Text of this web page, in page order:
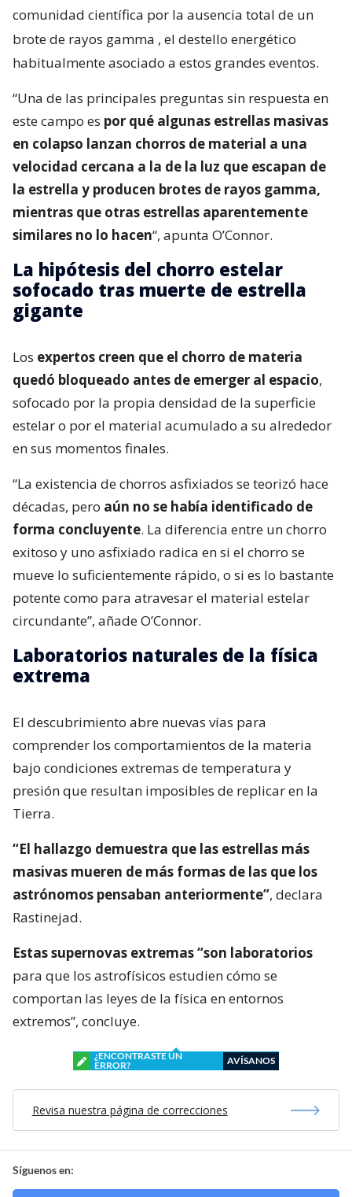
comunidad científica por la ausencia total de un
brote de rayos gamma , el destello energético
habitualmente asociado a estos grandes eventos.
“Una de las principales preguntas sin respuesta en
este campo es por qué algunas estrellas masivas
en colapso lanzan chorros de material a una
velocidad cercana a la de la luz que escapan de
la estrella y producen brotes de rayos gamma,
mientras que otras estrellas aparentemente
similares no lo hacen“, apunta O’Connor.
La hipótesis del chorro estelar
sofocado tras muerte de estrella
gigante
Los expertos creen que el chorro de materia
quedó bloqueado antes de emerger al espacio,
sofocado por la propia densidad de la superficie
estelar o por el material acumulado a su alrededor
en sus momentos finales.
“La existencia de chorros asfixiados se teorizó hace
décadas, pero aún no se había identificado de
forma concluyente. La diferencia entre un chorro
exitoso y uno asfixiado radica en si el chorro se
mueve lo suficientemente rápido, o si es lo bastante
potente como para atravesar el material estelar
circundante”, añade O’Connor.
Laboratorios naturales de la física
extrema
El descubrimiento abre nuevas vías para
comprender los comportamientos de la materia
bajo condiciones extremas de temperatura y
presión que resultan imposibles de replicar en la
Tierra.
“El hallazgo demuestra que las estrellas más
masivas mueren de más formas de las que los
astrónomos pensaban anteriormente”, declara
Rastinejad.
Estas supernovas extremas “son laboratorios
para que los astrofísicos estudien cómo se
comportan las leyes de la física en entornos
extremos”, concluye.
¿ENCONTRASTE UN
ERROR?
AVÍSANOS
Revisa nuestra página de correcciones
Síguenos en: